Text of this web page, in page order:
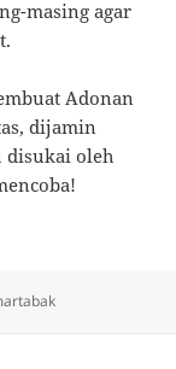
masing agar
Adonan
dijamin
disukai oleh